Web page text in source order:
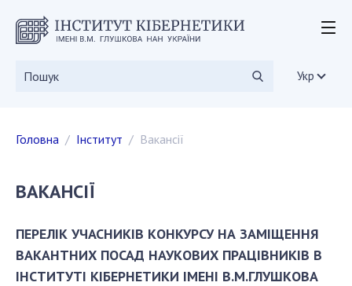
Укр
ІНСТИТУТ
Історія інституту
Вчена рада
Дисертаційні ради
СКІТ
Вакансії
Державні закупівлі
Головна Інститут Вакансії
ВАКАНСІЇ
ПЕРЕЛІК УЧАСНИКІВ КОНКУРСУ НА ЗАМІЩЕННЯ
ВАКАНТНИХ ПОСАД НАУКОВИХ ПРАЦІВНИКІВ В
ІНСТИТУТІ КІБЕРНЕТИКИ ІМЕНІ В.М.ГЛУШКОВА